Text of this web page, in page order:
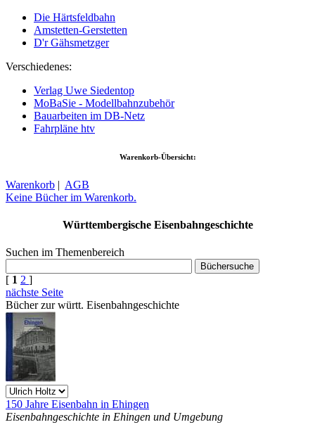
Die Härtsfeldbahn
Amstetten-Gerstetten
D'r Gähsmetzger
Verschiedenes:
Verlag Uwe Siedentop
MoBaSie - Modellbahnzubehör
Bauarbeiten im DB-Netz
Fahrpläne htv
Warenkorb-Übersicht:
Warenkorb | AGB
Keine Bücher im Warenkorb.
Württembergische Eisenbahngeschichte
Suchen im Themenbereich
[ 1 2 ]
nächste Seite
Bücher zur württ. Eisenbahngeschichte
150 Jahre Eisenbahn in Ehingen
Eisenbahngeschichte in Ehingen und Umgebung